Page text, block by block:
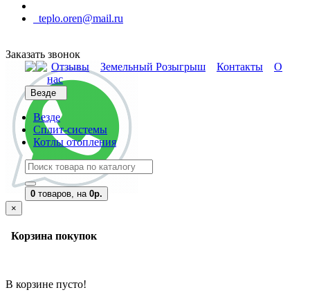
teplo.oren@mail.ru
Заказать звонок
Отзывы
Земельный Розыгрыш Контакты
О
нас
Везде
Везде
Сплит-системы
Котлы отопления
0 товаров, на 0р.
×
Корзина покупок
В корзине пусто!